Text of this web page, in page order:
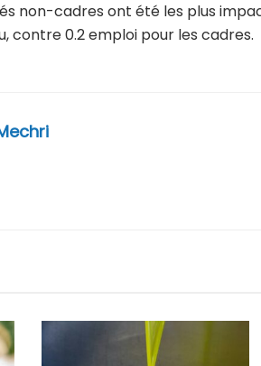
non-cadres ont été les plus
contre 0.2 emploi pour les cadres.